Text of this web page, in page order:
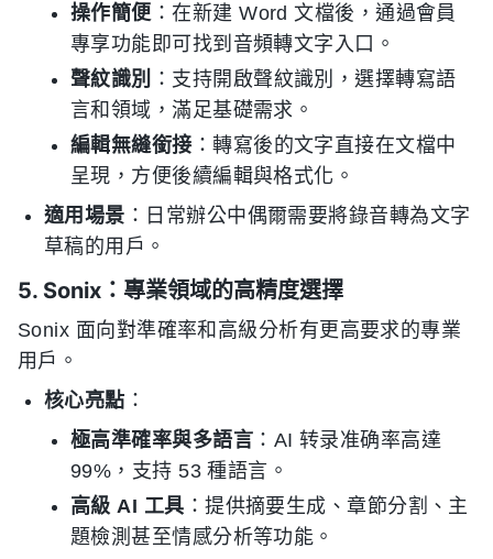
操作簡便 ：在新建 Word 文檔後，通過會員
專享功能即可找到音頻轉文字入口。
聲紋識別
：支持開啟聲紋識別，選擇轉寫語
言和領域，滿足基礎需求。
編輯無縫銜接 ：轉寫後的文字直接在文檔中
呈現，方便後續編輯與格式化。
適用場景 ：日常辦公中偶爾需要將錄音轉為文字
草稿的用戶。
5. Sonix：專業領域的高精度選擇
Sonix 面向對準確率和高級分析有更高要求的專業
用戶。
核心亮點 ：
極高準確率與多語言 ：AI 转录准确率高達
99%，支持 53 種語言。
高級 AI 工具 ：提供摘要生成、章節分割、主
題檢測甚至情感分析等功能。